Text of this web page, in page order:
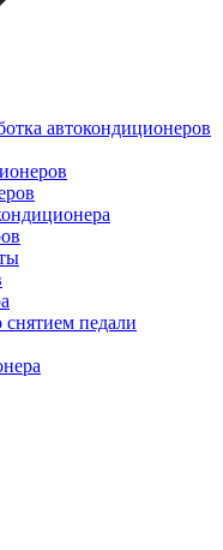
автокондиционеров
снятием педали